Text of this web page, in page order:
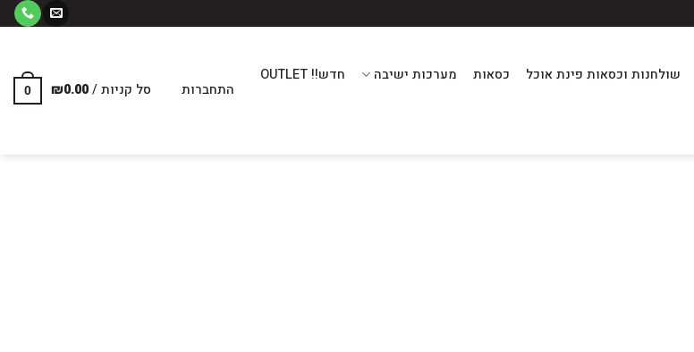
שולחנות וכסאות פינת אוכל כסאות מערכות ישיבה
חדש!! OUTLET
התחברות סל קניות / ₪0.00
0